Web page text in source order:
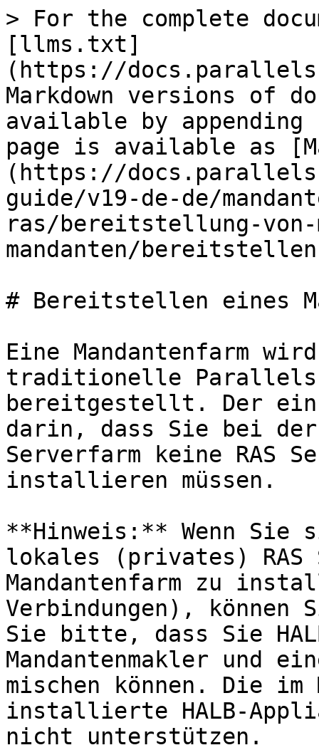
> For the complete
[llms.txt]
(https://
Markdown versions of
available by
page is available as
(https://
guide/v19-de-de/
ras/bereitstellung-von-
mandanten/
# Bereitstellen eines
Eine Mandantenfarm
traditionelle Parallels
bereitgestellt. Der
darin, dass Sie bei
Serverfarm keine RAS
installieren müssen.
**Hinweis:** Wenn Sie
lokales (privates) RAS
Mandantenfarm zu
Verbindungen), können
Sie bitte, dass Sie
Mandantenmakler und
mischen können. Die im
installierte HALB-
nicht unterstützen.